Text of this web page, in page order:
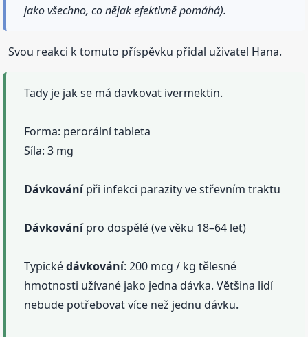
jako všechno, co nějak efektivně pomáhá).
Svou reakci k tomuto příspěvku přidal uživatel Hana.
Tady je jak se má davkovat ivermektin.
Forma: perorální tableta
Síla: 3 mg
Dávkovánípři infekci parazity ve střevním traktu
Dávkovánípro dospělé (ve věku 18–64 let)
Typickédávkování: 200 mcg / kg tělesné
hmotnosti užívané jako jedna dávka. Většina lidí
nebude potřebovat více než jednu dávku.